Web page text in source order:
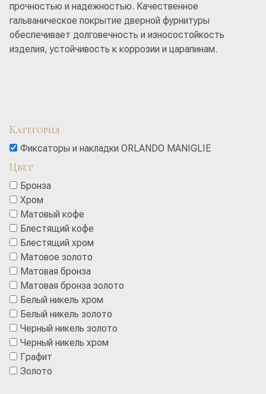
прочностью и надежностью. Качественное
гальваническое покрытие дверной фурнитуры
обеспечивает долговечность и износостойкость
изделия, устойчивость к коррозии и царапинам.
Категория
Фиксаторы и накладки ORLANDO MANIGLIE
Цвет
Бронза
Хром
Матовый кофе
Блестящий кофе
Блестящий хром
Матовое золото
Матовая бронза
Матовая бронза золото
Белый никель хром
Белый никель золото
Черный никель золото
Черный никель хром
Графит
Золото